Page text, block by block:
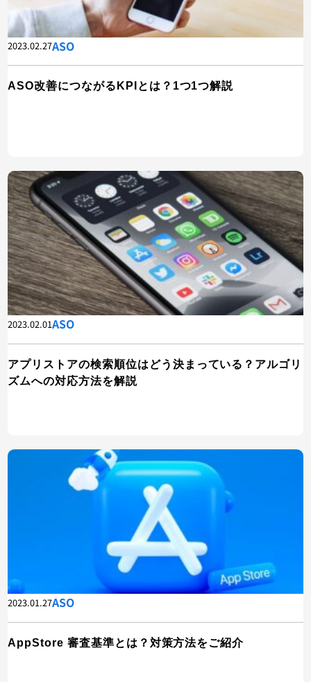
2023.02.27ASO
ASO改善につながるKPIとは？1つ1つ解説
2023.02.01ASO
アプリストアの検索順位はどう決まっている？アルゴリ
ズムへの対応方法を解説
2023.01.27ASO
AppStore 審査基準とは？対策方法をご紹介